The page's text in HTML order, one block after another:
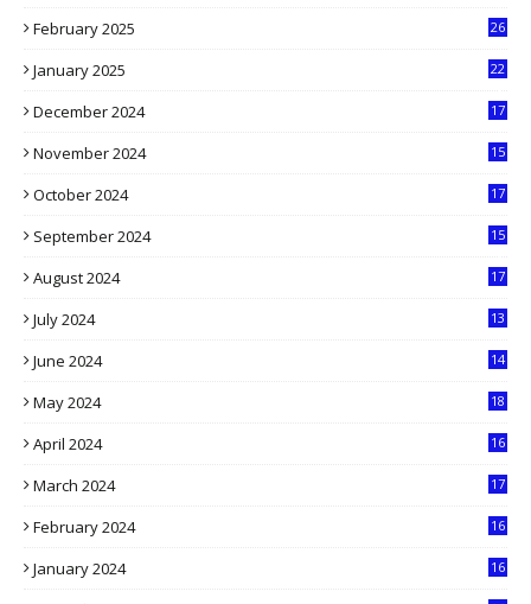
February 2025
26
January 2025
22
December 2024
17
November 2024
15
October 2024
17
September 2024
15
August 2024
17
July 2024
13
June 2024
14
May 2024
18
April 2024
16
March 2024
17
February 2024
16
January 2024
16